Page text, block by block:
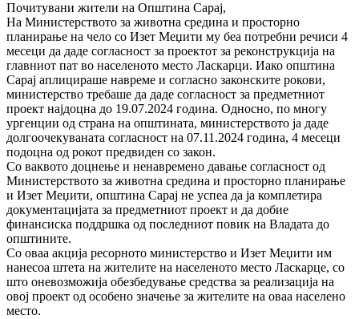
Почитувани жители на Општина Сарај,
На Министерството за животна средина и просторно
планирање на чело со Изет Меџити му беа потребни речиси 4
месеци да даде согласност за проектот за реконструкција на
главниот пат во населеното место Ласкарци. Иако општина
Сарај аплицираше навреме и согласно законските рокови,
министерство требаше да даде согласност за предметниот
проект најдоцна до 19.07.2024 година. Односно, по многу
ургенции од страна на општината, министерството ја даде
долгоочекуваната согласност на 07.11.2024 година, 4 месеци
подоцна од рокот предвиден со закон.
Со ваквото доцнење и ненавремено давање согласност од
Министерството за животна средина и просторно планирање
и Изет Меџити, општина Сарај не успеа да ја комплетира
документацијата за предметниот проект и да добие
финансиска поддршка од последниот повик на Владата до
општините.
Со оваа акција ресорното министерство и Изет Меџити им
нанесоа штета на жителите на населеното место Ласкарце, со
што оневозможија обезбедување средства за реализација на
овој проект од особено значење за жителите на оваа населено
место.